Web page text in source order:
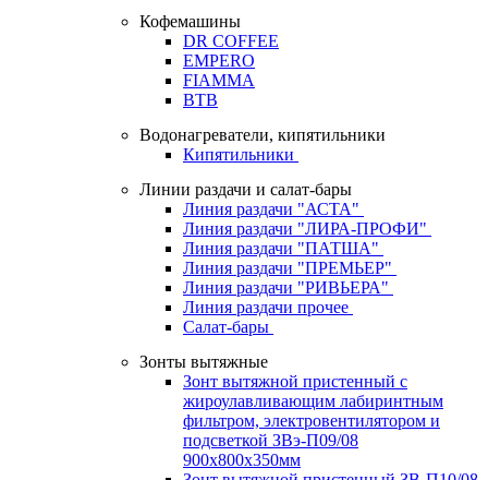
Кофемашины
DR COFFEE
EMPERO
FIAMMA
BTB
Водонагреватели, кипятильники
Кипятильники
Линии раздачи и салат-бары
Линия раздачи "АСТА"
Линия раздачи "ЛИРА-ПРОФИ"
Линия раздачи "ПАТША"
Линия раздачи "ПРЕМЬЕР"
Линия раздачи "РИВЬЕРА"
Линия раздачи прочее
Салат-бары
Зонты вытяжные
Зонт вытяжной пристенный с
жироулавливающим лабиринтным
фильтром, электровентилятором и
подсветкой ЗВэ-П09/08
900х800х350мм